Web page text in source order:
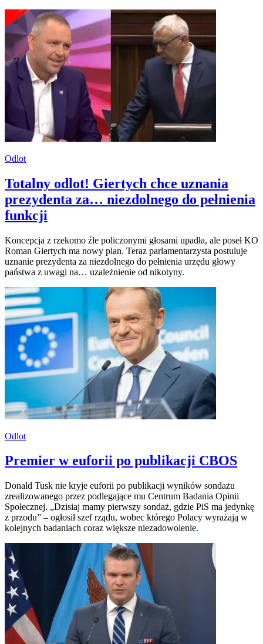
Odlot
Totalny odlot! Giertych chce uznania
prezydenta za… niezdolnego do pełnienia
funkcji
Koncepcja z rzekomo źle policzonymi głosami upadła, ale poseł KO
Roman Giertych ma nowy plan. Teraz parlamentarzysta postuluje
uznanie prezydenta za niezdolnego do pełnienia urzędu głowy
państwa z uwagi na… uzależnienie od nikotyny.
Odlot
Premier w euforii po publikacji CBOS
Donald Tusk nie kryje euforii po publikacji wyników sondażu
zrealizowanego przez podlegające mu Centrum Badania Opinii
Społecznej. „Dzisiaj mamy pierwszy sondaż, gdzie PiS ma jedynkę
z przodu” – ogłosił szef rządu, wobec którego Polacy wyrażają w
kolejnych badaniach coraz większe niezadowolenie.